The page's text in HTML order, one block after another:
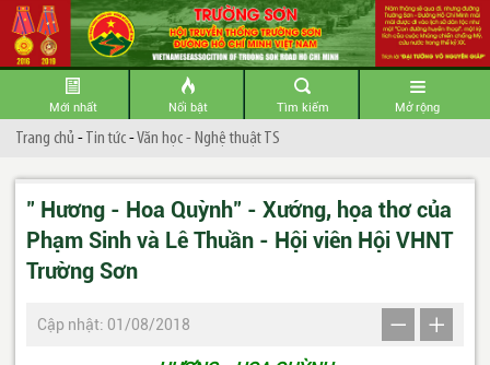
Mới nhất Nổi bật Tìm kiếm Mở rộng
Trang chủ -Tin tức-Văn học - Nghệ thuật TS
" Hương - Hoa Quỳnh" - Xướng, họa thơ của
Phạm Sinh và Lê Thuần - Hội viên Hội VHNT
Trường Sơn
Cập nhật: 01/08/2018